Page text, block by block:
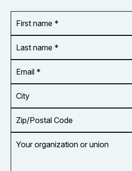
name
*
name
*
Address
*
Code
organization